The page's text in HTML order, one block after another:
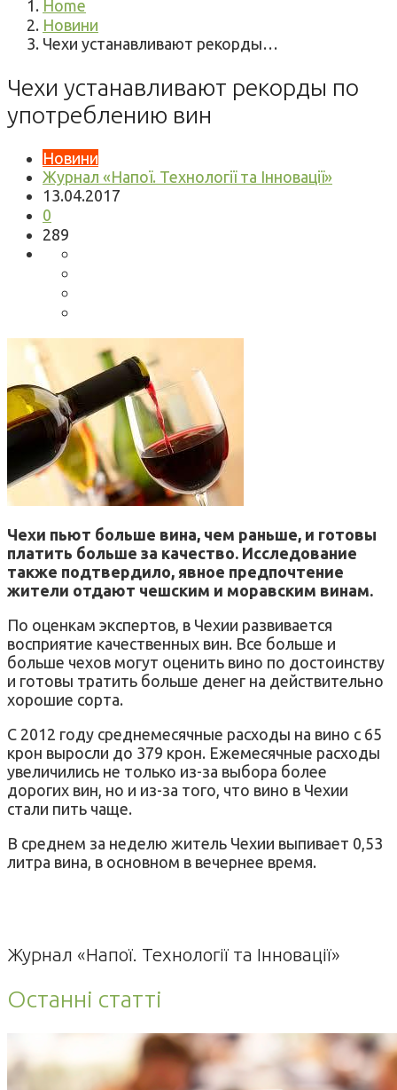
Home
Новини
Чехи устанавливают рекорды…
Чехи устанавливают рекорды по
употреблению вин
Новини
Журнал «Напої. Технології та Інновації»
13.04.2017
0
289
Чехи пьют больше вина, чем раньше, и готовы
платить больше за качество. Исследование
также подтвердило, явное предпочтение
жители отдают чешским и моравским винам.
По оценкам экспертов, в Чехии развивается
восприятие качественных вин. Все больше и
больше чехов могут оценить вино по достоинству
и готовы тратить больше денег на действительно
хорошие сорта.
С 2012 году среднемесячные расходы на вино с 65
крон выросли до 379 крон. Ежемесячные расходы
увеличились не только из-за выбора более
дорогих вин, но и из-за того, что вино в Чехии
стали пить чаще.
В среднем за неделю житель Чехии выпивает 0,53
литра вина, в основном в вечернее время.
Журнал «Напої. Технології та Інновації»
Останні статті